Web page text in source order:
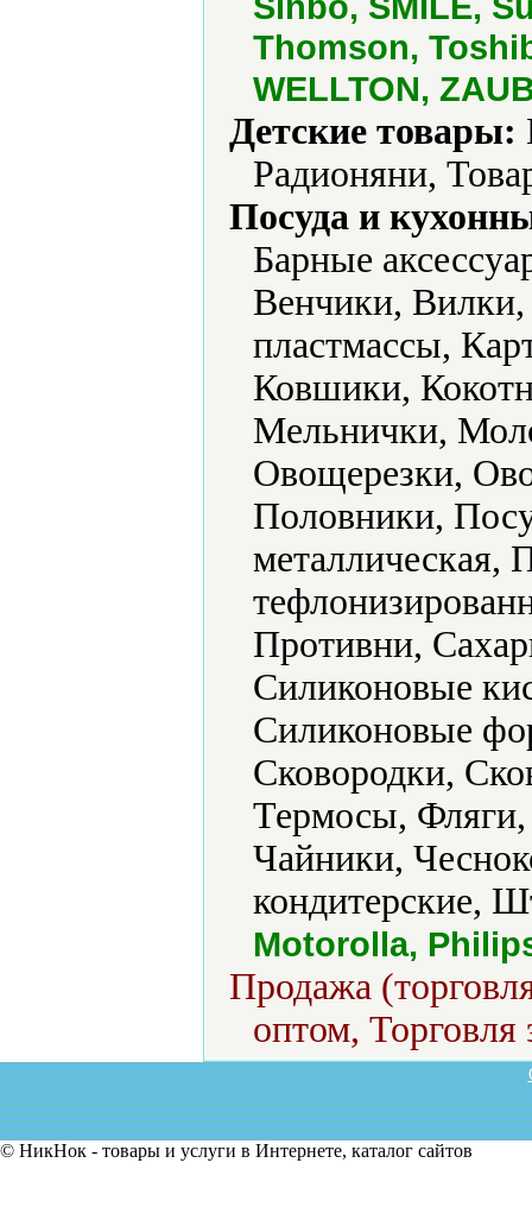
Thomson,
WELLTON,
Детские товары:
Радионяни,
Посуда и
Барные
Венчики, Вилки,
пластмассы,
Ковшики,
Мельнички,
Овощерезки,
Половники,
металлическая,
Противни,
Силиконовые
Силиконовые
Сковородки,
Термосы,
Чайники,
Motorolla,
Продажа
оптом, Торговля
© НикНок - товары и услуги в Интернете, каталог сайтов